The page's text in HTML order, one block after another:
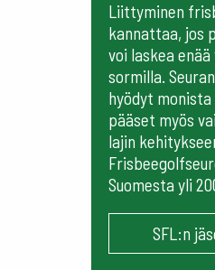
Liittyminen
kannattaa, jos
voi laskea
sormilla.
hyödyt
pääset myös
lajin
Suomesta yli
SFL:n